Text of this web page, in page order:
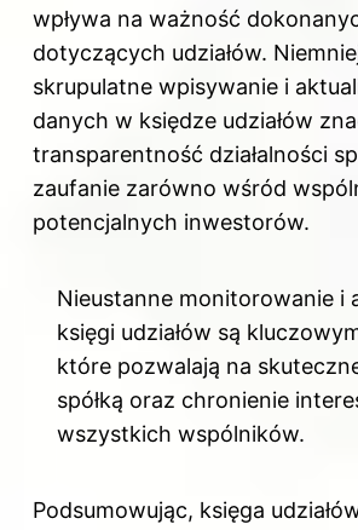
wpływa na ważność
dotyczących udziałów.
skrupulatne wpisywanie i
danych w księdze udziałów
transparentność działalności
zaufanie zarówno wśród
potencjalnych inwestorów.
Nieustanne monitorowanie i
księgi udziałów są
które pozwalają na
spółką oraz chronienie
wszystkich wspólników.
Podsumowując, księga